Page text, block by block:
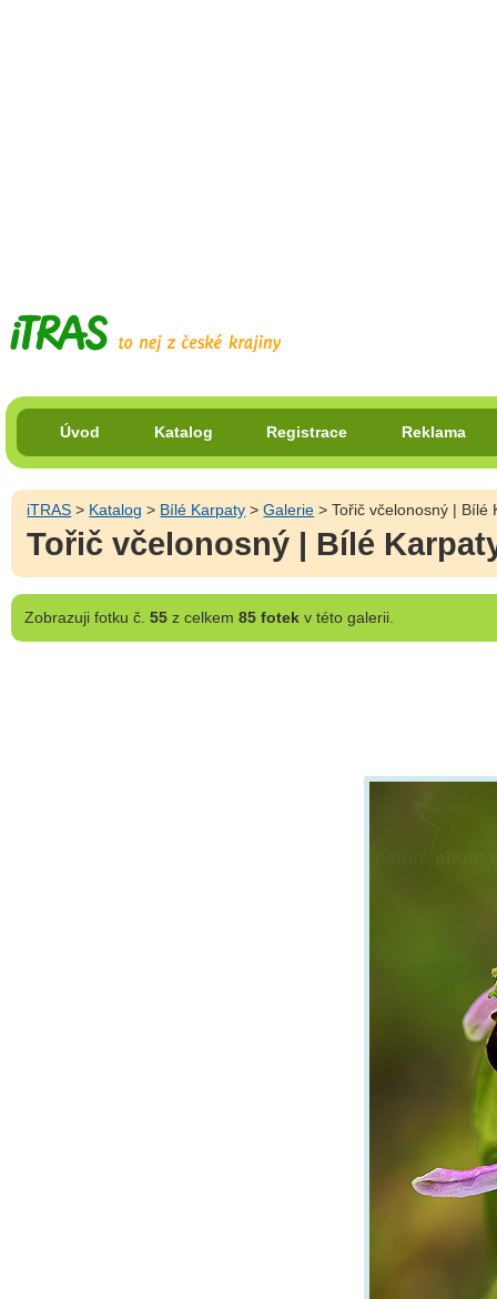
Úvod Katalog Registrace Reklama
iTRAS > Katalog > Bílé Karpaty >Galerie > Tořič včelonosný | Bílé
Tořič včelonosný | Bílé
Zobrazujifotku č. 55z celkem 85 fotekv této galerii.